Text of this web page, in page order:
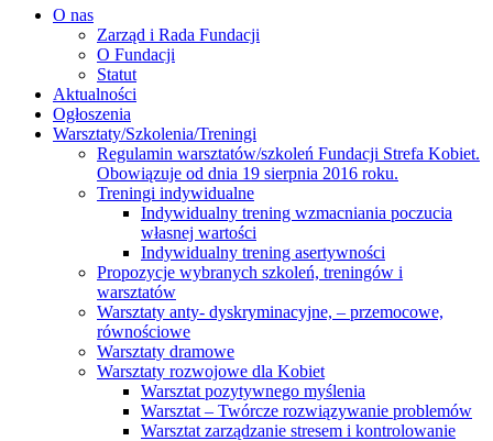
O nas
Zarząd i Rada Fundacji
O Fundacji
Statut
Aktualności
Ogłoszenia
Warsztaty/Szkolenia/Treningi
Regulamin warsztatów/szkoleń Fundacji Strefa Kobiet.
Obowiązuje od dnia 19 sierpnia 2016 roku.
Treningi indywidualne
Indywidualny trening wzmacniania poczucia
własnej wartości
Indywidualny trening asertywności
Propozycje wybranych szkoleń, treningów i
warsztatów
Warsztaty anty- dyskryminacyjne, – przemocowe,
równościowe
Warsztaty dramowe
Warsztaty rozwojowe dla Kobiet
Warsztat pozytywnego myślenia
Warsztat – Twórcze rozwiązywanie problemów
Warsztat zarządzanie stresem i kontrolowanie